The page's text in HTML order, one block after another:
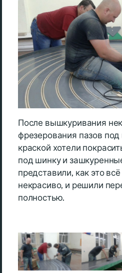
После вышкуривания
фрезерования пазов
краской хотели
под шинку и
представили, как это
некрасиво, и решили
полностью.